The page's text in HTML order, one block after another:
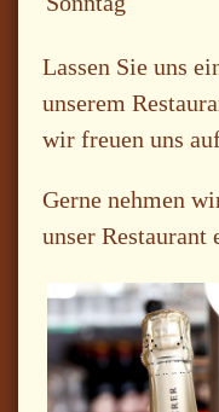
Lassen Sie uns
unserem
wir freuen uns
Gerne nehmen
unser Restaurant